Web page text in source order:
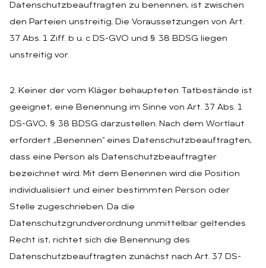
Datenschutzbeauftragten zu benennen, ist zwischen
den Parteien unstreitig. Die Voraussetzungen von Art.
37 Abs. 1 Ziff. b u. c DS-GVO und § 38 BDSG liegen
unstreitig vor.
2. Keiner der vom Kläger behaupteten Tatbestände ist
geeignet, eine Benennung im Sinne von Art. 37 Abs. 1
DS-GVO, § 38 BDSG darzustellen. Nach dem Wortlaut
erfordert „Benennen“ eines Datenschutzbeauftragten,
dass eine Person als Datenschutzbeauftragter
bezeichnet wird. Mit dem Benennen wird die Position
individualisiert und einer bestimmten Person oder
Stelle zugeschrieben. Da die
Datenschutzgrundverordnung unmittelbar geltendes
Recht ist, richtet sich die Benennung des
Datenschutzbeauftragten zunächst nach Art. 37 DS-